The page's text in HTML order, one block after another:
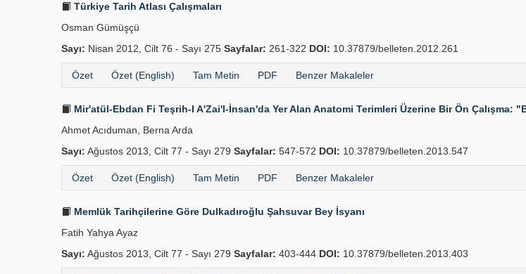
Türkiye Tarih Atlası Çalışmaları
Osman Gümüşçü
Sayı: Nisan 2012, Cilt 76 - Sayı 275 Sayfalar: 261-322 DOI: 10.37879/belleten.2012.261
Özet Özet (English) Tam Metin PDF Benzer Makaleler
Mir'atül-Ebdan Fi Teşrih-I A'Zai'l-İnsan'da Yer Alan Anatomi Terimleri Üzerine Bir Ön Çalışma:
Ahmet Acıduman, Berna Arda
Sayı: Ağustos 2013, Cilt 77 - Sayı 279 Sayfalar: 547-572 DOI: 10.37879/belleten.2013.547
Özet Özet (English) Tam Metin PDF Benzer Makaleler
Memlük Tarihçilerine Göre Dulkadır­oğlu Şahsuvar Bey İsyanı
Fatih Yahya Ayaz
Sayı: Ağustos 2013, Cilt 77 - Sayı 279 Sayfalar: 403-444 DOI: 10.37879/belleten.2013.403